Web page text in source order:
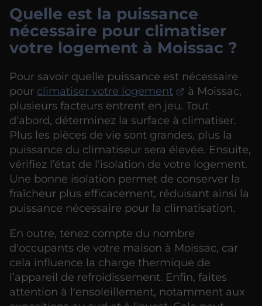
Quelle est la puissance
nécessaire pour climatiser
votre logement à Moissac ?
Pour savoir quelle puissance est nécessaire
pour climatiser votre logement
à Moissac,
plusieurs facteurs entrent en jeu. Tout
d'abord, déterminez la surface à climatiser.
Plus les pièces de vie sont grandes, plus la
puissance du climatiseur sera élevée. Ensuite,
vérifiez l’état de l'isolation de votre logement.
Une bonne isolation permet de conserver la
fraîcheur plus efficacement, réduisant ainsi la
puissance nécessaire pour la climatisation.
En outre, tenez compte du nombre
d'occupants de votre maison à Moissac, car
cela influence la charge thermique de
l’appareil de refroidissement. Enfin, faites
attention à l'ensoleillement, notamment aux